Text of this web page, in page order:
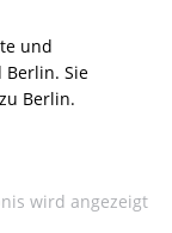
und
Berlin. Sie
Berlin.
wird angezeigt